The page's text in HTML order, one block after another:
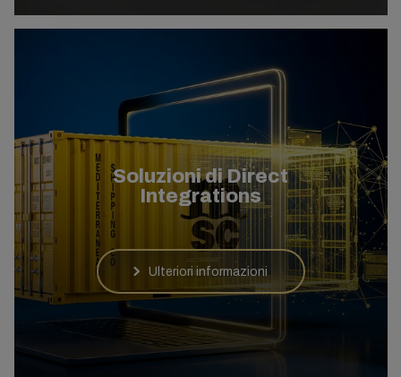
Soluzioni di Direct
Integrations
Ulteriori informazioni